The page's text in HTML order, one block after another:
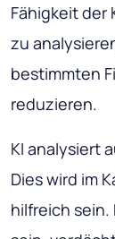
Fähigkeit der
zu
bestimmten
reduzieren.
KI analysiert
Dies wird im
hilfreich sein.